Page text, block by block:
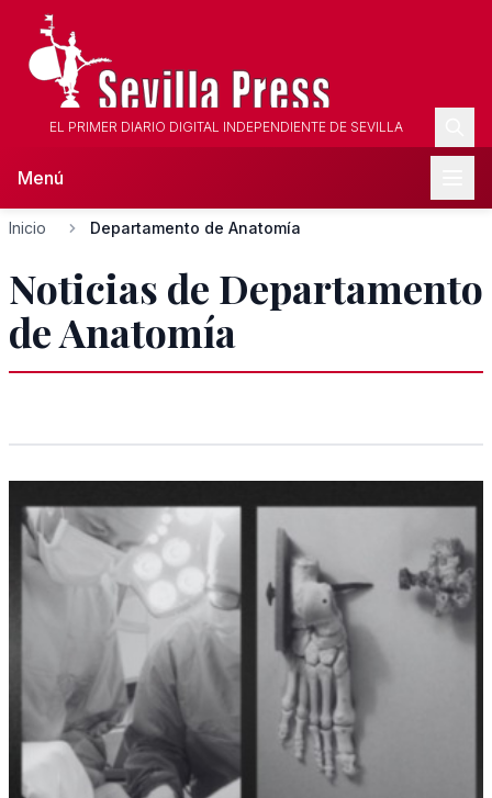
EL PRIMER DIARIO DIGITAL INDEPENDIENTE DE SEVILLA
Menú
Inicio Departamento de Anatomía
Noticias de Departamento
de Anatomía